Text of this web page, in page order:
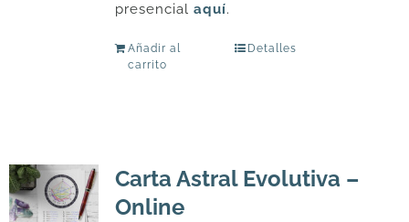
presencial aquí.
Añadir al
carrito
Detalles
Carta Astral Evolutiva –
Online